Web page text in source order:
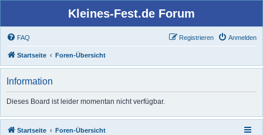
Kleines-Fest.de Forum
FAQ Anmelden
Registrieren
Startseite Foren-Übersicht
Information
Dieses Board ist leider momentan nicht verfügbar.
Startseite Foren-Übersicht